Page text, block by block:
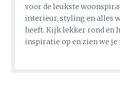
voor de leukste
interieur, styling en alles
heeft. Kijk lekker rond en
inspiratie op en zien we